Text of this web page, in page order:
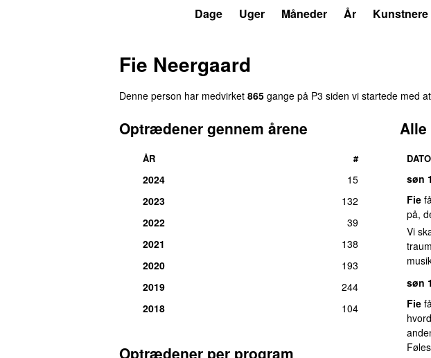
Dage Uger Måneder År Kunstnere
Fie Neergaard
Denne person har medvirket 865 gange på P3 siden vi startede med
Optrædener gennem årene
ÅR #
2024
15
2023
132
2022
39
2021
138
2020
193
2019
244
2018
104
Optrædener per program
DATO
søn
Fie
på,
Vi
søn
Fie